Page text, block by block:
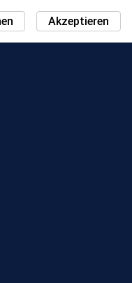
Akzeptieren